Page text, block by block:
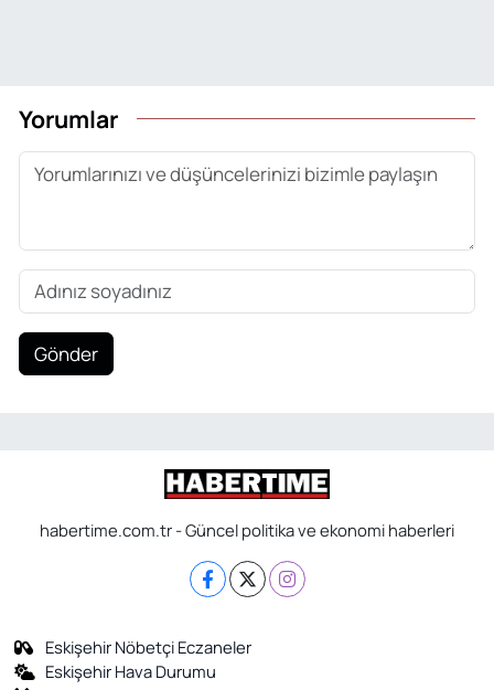
Yorumlar
Gönder
habertime.com.tr - Güncel politika ve ekonomi haberleri
Eskişehir Nöbetçi Eczaneler
Eskişehir Hava Durumu